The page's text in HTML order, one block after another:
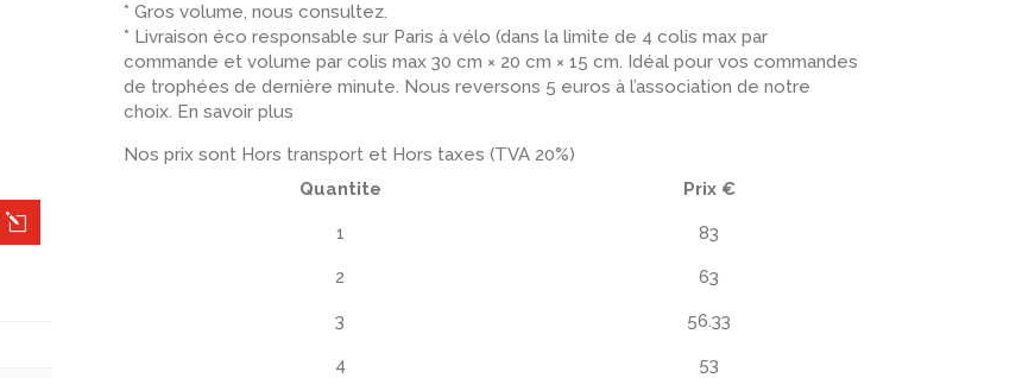
* Gros volume, nous consultez.
* Livraison éco responsable sur Paris à vélo (dans la limite de 4 colis max par
commande et volume par colis max 30 cm × 20 cm × 15 cm. Idéal pour vos commandes
de trophées de dernière minute. Nous reversons 5 euros à l’association de notre
choix. En savoir plus
Nos prix sont Hors transport et Hors taxes (TVA 20%)
Quantite
Prix €
1 83
2 63
3 56.33
4 53